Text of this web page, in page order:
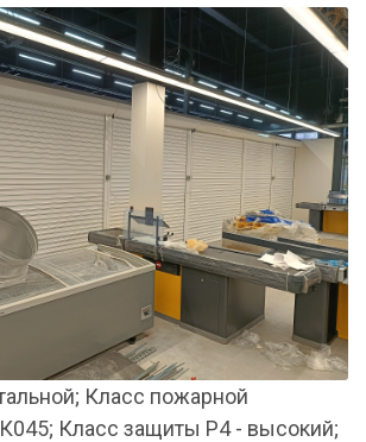
Класс пожарной
Класс защиты Р4 - высокий;